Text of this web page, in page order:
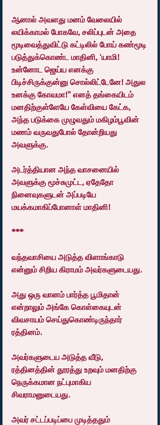
ஆனால் அவளது மனம் வேலையில்
லயிக்காமல் போகவே, சலிப்புடன் அதை
மூடிவைத்துவிட்டு கட்டிலில் போய் கண்மூடி
படுத்துக்கொண்ட மாதினி, 'யாமி!
உன்னோட ஜெய்ய எனக்கு
பிடிச்சிருக்குன்னு சொல்லிட்டேனே! அதுல
உனக்கு கோவமா!" எனத் தங்கையிடம்
மனதிற்குள்ளேயே கேள்வியை கேட்க,
அந்த படுக்கை முழுவதும் மகிழம்பூவின்
மணம் வருவதுபோல் தோன்றியது
அவளுக்கு.
அடர்த்தியான அந்த வாசனையில்
அவளுக்கு மூச்சுமுட்ட, ஏதேதோ
நினைவுகளுடன் அப்படியே
மயக்கமாகிப்போனாள் மாதினி!
***
வந்தவாசியை அடுத்த விளாங்காடு
என்னும் சிறிய கிராமம் அவர்களுடையது.
அது ஒரு வானம் பார்த்த பூமிதான்
என்றாலும் அங்கே கொள்கையுடன்
விவசாயம் செய்துகொண்டிருந்தார்
ரத்தினம்.
அவர்களுடைய அடுத்த வீடு,
ரத்தினத்தின் தூரத்து உறவும் மனதிற்கு
நெருக்கமான நட்புமாகிய
சிவராமனுடையது.
அவர் சட்டப்படிப்பை முடித்ததும்